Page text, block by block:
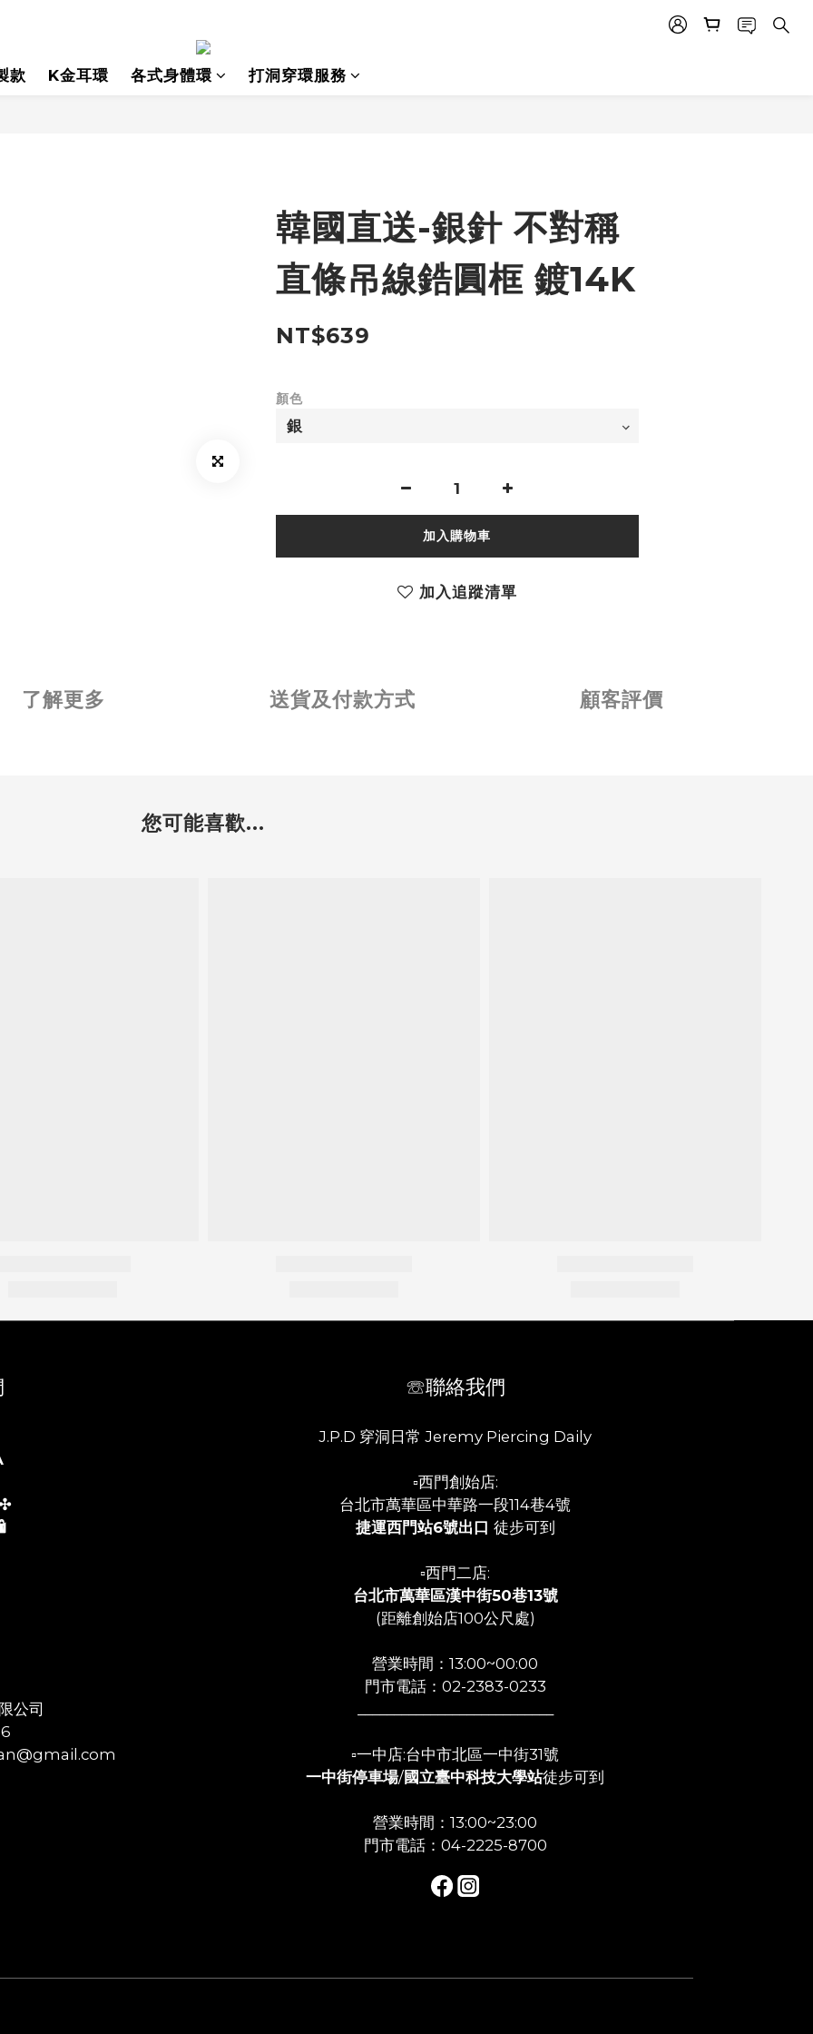
款 K金耳環 各式身體環 打洞穿環服務
韓國直送-銀針 不對稱
直條吊線鋯圓框 鍍14K
NT$639
顏色
加入購物車
加入追蹤清單
了解更多 送貨及付款方式 顧客評價
您可能喜歡...
公司
☏聯絡我們
J.P.D 穿洞日常 Jeremy Piercing Daily
▫️西門創始店:
台北市萬華區中華路一段114巷4號
捷運西門站6號出口 徒步可到
▫️西門二店:
台北市萬華區漢中街50巷13號
(距離創始店100公尺處)
營業時間：13:00~00:00
門市電話：02-2383-0233
▫️一中店:台中市北區一中街31號
一中街停車場/國立臺中科技大學站徒步可到
營業時間：13:00~23:00
門市電話：04-2225-8700